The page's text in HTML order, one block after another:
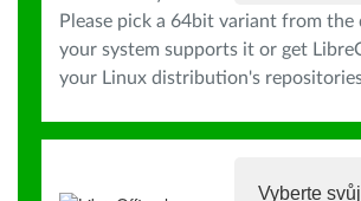
Please pick a 64bit variant from
your system supports it or get
your Linux distribution's
Vyberte